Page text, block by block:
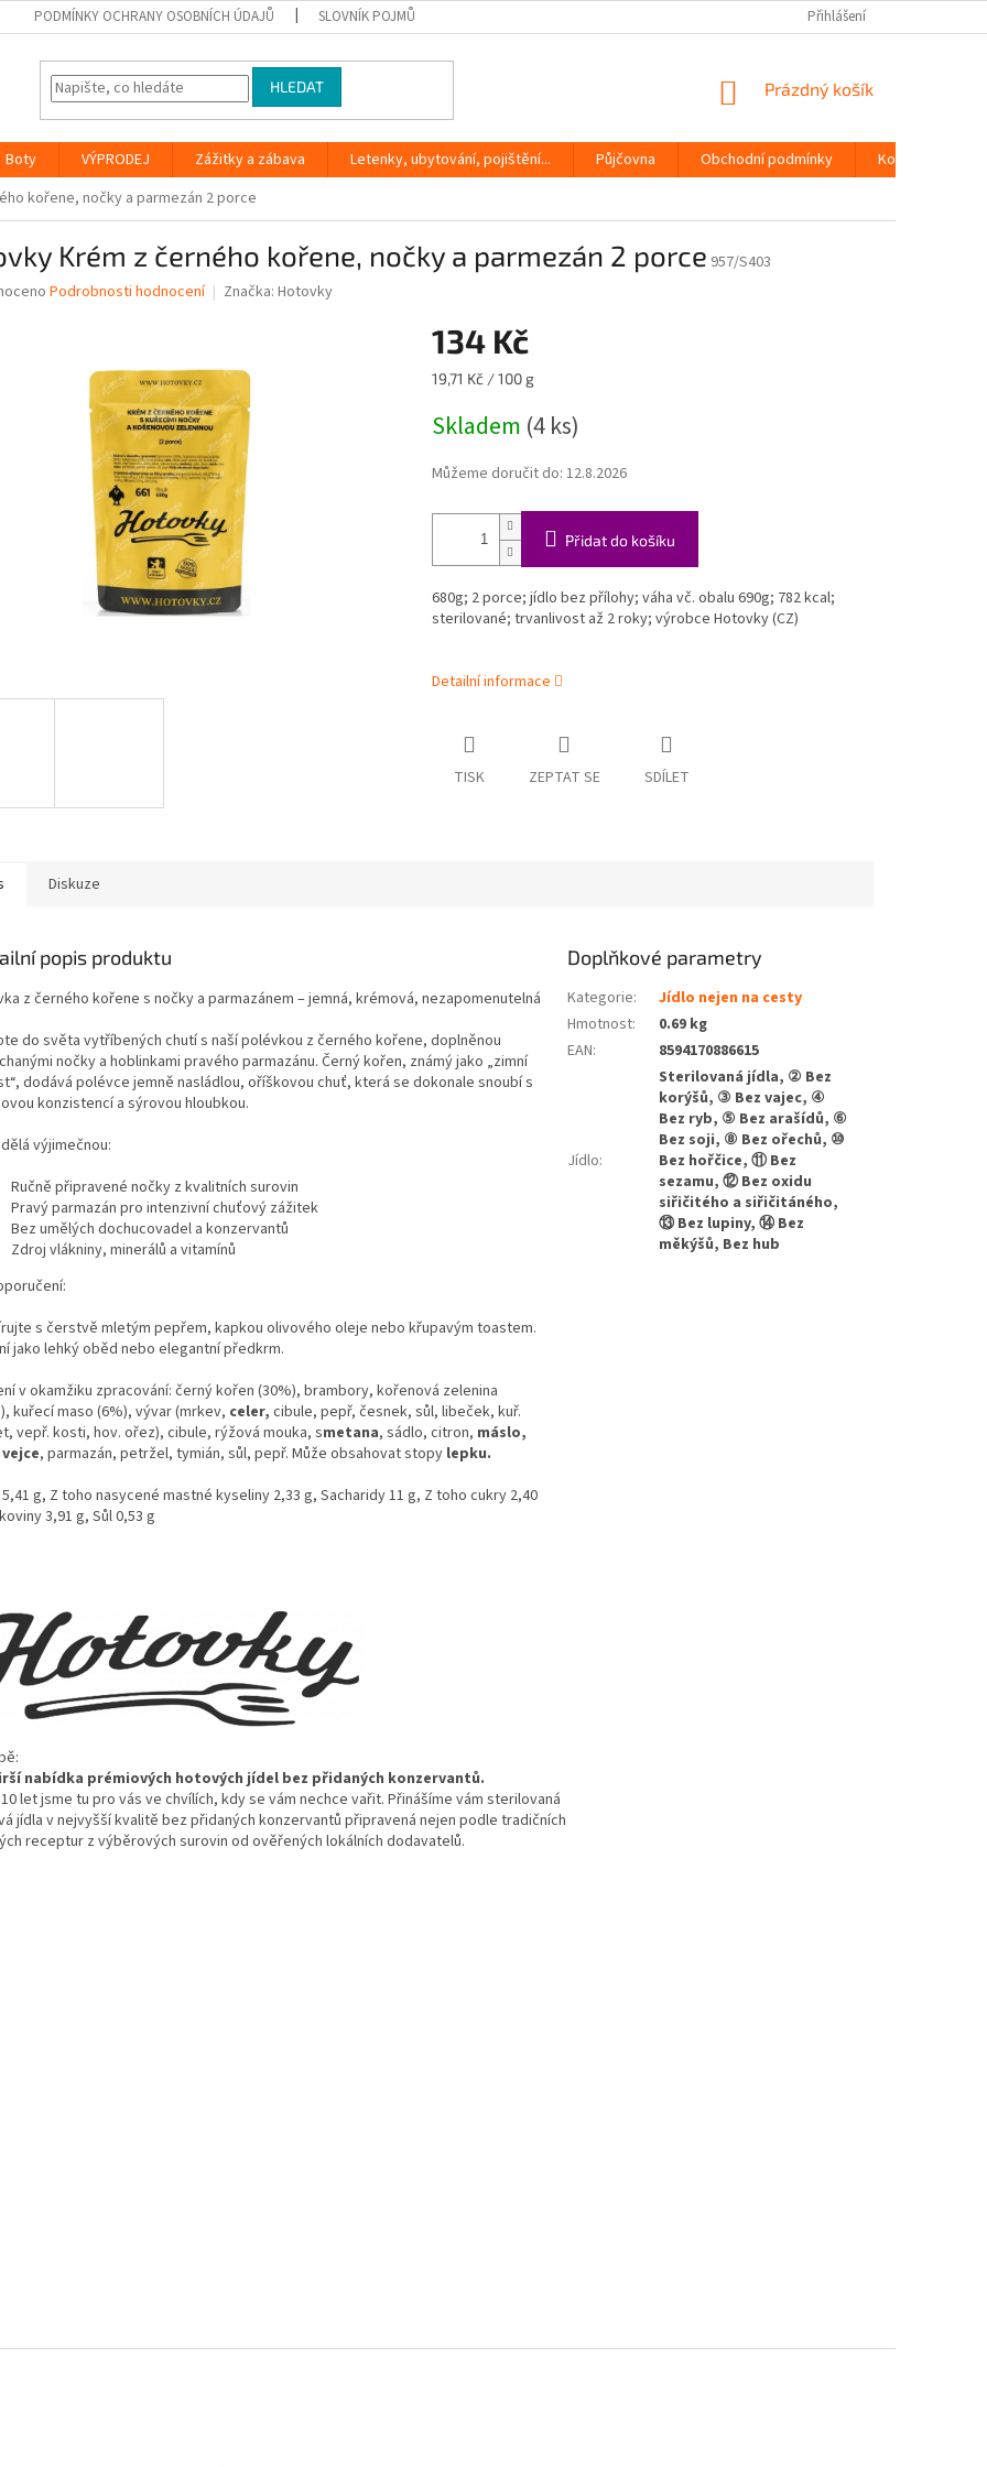
PODMÍNKY OCHRANY OSOBNÍCH ÚDAJŮ SLOVNÍK POJMŮ Přihlášení
HLEDAT
NÁKUPNÍ
Prázdný košík
Boty VÝPRODEJ Zážitky a zábava Letenky, ubytování, pojištění... Půjčovna Obchodní podmínky
Kontakty
kořene, nočky a parmezán 2 porce
Krém z černého kořene, nočky a parmezán 2 porce 957/S403
Podrobnosti hodnocení Značka: Hotovky
134 Kč
Měrná
19,71 Kč / 100 g
Skladem (4 ks)
Můžeme doručit do: 12.8.2026
Přidat do košíku
680g; 2 porce; jídlo bez přílohy; váha vč. obalu 690g; 782 kcal;
sterilované; trvanlivost až 2 roky; výrobce Hotovky (CZ)
Detailní informace
TISK ZEPTAT SE SDÍLET
Diskuze
popis produktu
z černého kořene s nočky a parmazánem – jemná, krémová, nezapomenutelná
do světa vytříbených chutí s naší polévkou z černého kořene, doplněnou
nočky a hoblinkami pravého parmazánu. Černý kořen, známý jako „zimní
dodává polévce jemně nasládlou, oříškovou chuť, která se dokonale snoubí s
konzistencí a sýrovou hloubkou.
výjimečnou:
Ručně připravené nočky z kvalitních surovin
Pravý parmazán pro intenzivní chuťový zážitek
Bez umělých dochucovadel a konzervantů
Zdroj vlákniny, minerálů a vitamínů
s čerstvě mletým pepřem, kapkou olivového oleje nebo křupavým toastem.
jako lehký oběd nebo elegantní předkrm.
v okamžiku zpracování: černý kořen (30%), brambory, kořenová zelenina
kuřecí maso (6%), vývar (mrkev, celer, cibule, pepř, česnek, sůl, libeček, kuř.
vepř. kosti, hov. ořez), cibule, rýžová mouka, smetana, sádlo, citron, máslo,
vejce, parmazán, petržel, tymián, sůl, pepř. Může obsahovat stopy lepku.
g, Z toho nasycené mastné kyseliny 2,33 g, Sacharidy 11 g, Z toho cukry 2,40
3,91 g, Sůl 0,53 g
ě:
í nabídka prémiových hotových jídel bez přidaných konzervantů.
let jsme tu pro vás ve chvílích, kdy se vám nechce vařit. Přinášíme vám sterilovaná
jídla v nejvyšší kvalitě bez přidaných konzervantů připravená nejen podle tradičních
ých receptur z výběrových surovin od ověřených lokálních dodavatelů.
Doplňkové parametry
Kategorie:
Jídlo nejen na cesty
Hmotnost:
0.69 kg
EAN: 8594170886615
Jídlo:
Sterilovaná jídla, ② Bez
korýšů, ③ Bez vajec, ④
Bez ryb, ⑤ Bez arašídů, ⑥
Bez soji, ⑧ Bez ořechů, ⑩
Bez hořčice, ⑪ Bez
sezamu, ⑫ Bez oxidu
siřičitého a siřičitáného,
⑬ Bez lupiny, ⑭ Bez
měkýšů, Bez hub